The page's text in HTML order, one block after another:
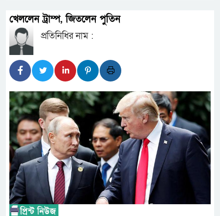
উপদেষ্টা
জনপ্রত্যাশা পূরণে সমঝোতার
হবে : স্বরাষ্ট্রমন্ত্রী
নিরাপদ পানি ব্যবস্থাপনা নিশ্চিতে
ডিসেম্বরের মধ্যে কৃষকদের পূর্ণাঙ্গ
প্রধানমন্ত্রীর
দু্ই সপ্তাহ পেরিয়ে গেলেও সন্ধান
খেললেন ট্রাম্প, জিতলেন পুতিন
প্রতিনিধির নাম :